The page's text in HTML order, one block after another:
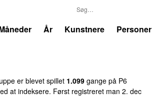
År Kunstnere Personer
er blevet spillet 1.099 gange på P6
at indeksere. Først registreret man 2. dec